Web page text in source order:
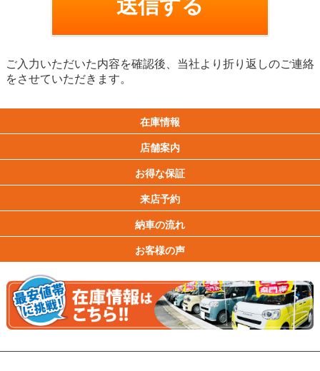
ご入力いただいた内容を確認後、当社より折り返しのご連絡
をさせていただきます。
在庫情報
店舗案内
お得な保証
来店予約
納車の流れ
お客様の声